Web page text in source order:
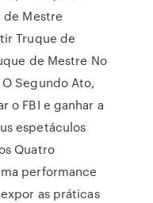
de Mestre
Truque de
de Mestre No
Segundo Ato,
o FBI e ganhar a
espetáculos
Quatro
performance
as práticas